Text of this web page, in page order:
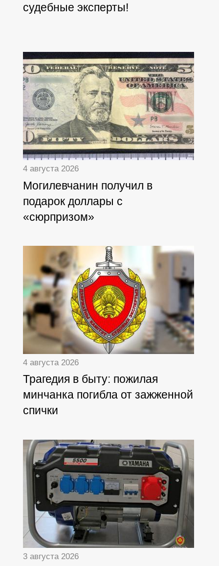
судебные эксперты!
4 августа 2026
Могилевчанин получил в
подарок доллары с
«сюрпризом»
4 августа 2026
Трагедия в быту: пожилая
минчанка погибла от зажженной
спички
3 августа 2026